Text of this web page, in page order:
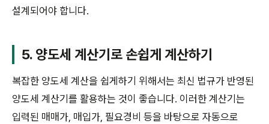
설계되어야 합니다.
5. 양도세 계산기로 손쉽게 계산하기
복잡한 양도세 계산을 쉽게하기 위해서는 최신 법규가 반영된
양도세 계산기를 활용하는 것이 좋습니다. 이러한 계산기는
입력된 매매가, 매입가, 필요경비 등을 바탕으로 자동으로